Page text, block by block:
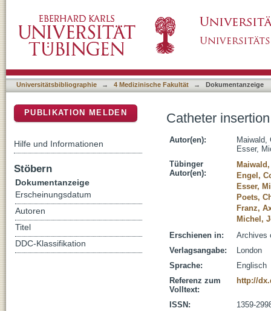
Universitätsbibliographie → 4 Medizinische Fakultät → Dokumentanzeige
Catheter
Autor(en):
Maiwald,
Esser,
Tübinger
Autor(en):
Engel,
Esser,
Poets,
Franz,
Michel,
Erschienen in:
Archives
Verlagsangabe:
London
Sprache:
Englisch
Referenz zum
Volltext:
http://
ISSN:
1359-
PUBLIKATION MELDEN
Hilfe und Informationen
Stöbern
Dokumentanzeige
Erscheinungsdatum
Autoren
Titel
DDC-Klassifikation